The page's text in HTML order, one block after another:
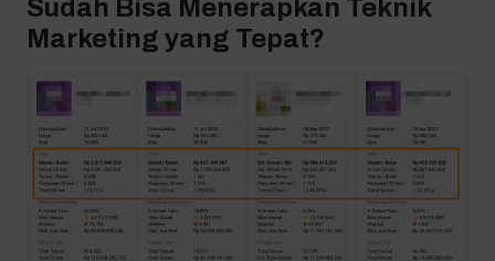
Sudah Bisa Menerapkan Teknik
Marketing yang Tepat?